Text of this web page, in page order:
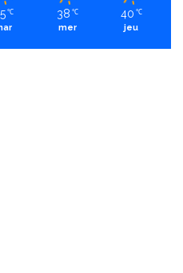
℃ 38 ℃
mer
40 ℃
jeu